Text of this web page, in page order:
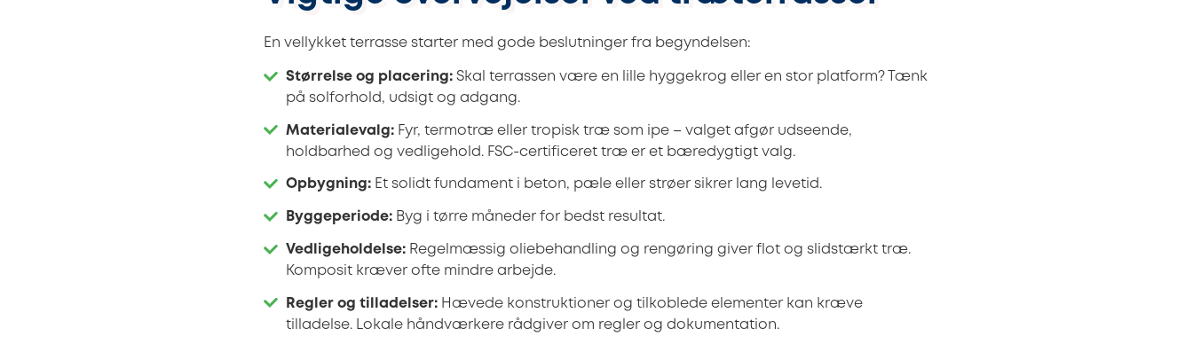
En vellykket terrasse starter med gode beslutninger fra begyndelsen:
Størrelse og placering: Skal terrassen være en lille hyggekrog eller en stor platform? Tænk
på solforhold, udsigt og adgang.
Materialevalg: Fyr, termotræ eller tropisk træ som ipe – valget afgør udseende,
holdbarhed og vedligehold. FSC-certificeret træ er et bæredygtigt valg.
Opbygning: Et solidt fundament i beton, pæle eller strøer sikrer lang levetid.
Byggeperiode: Byg i tørre måneder for bedst resultat.
Vedligeholdelse: Regelmæssig oliebehandling og rengøring giver flot og slidstærkt træ.
Komposit kræver ofte mindre arbejde.
Regler og tilladelser: Hævede konstruktioner og tilkoblede elementer kan kræve
tilladelse. Lokale håndværkere rådgiver om regler og dokumentation.